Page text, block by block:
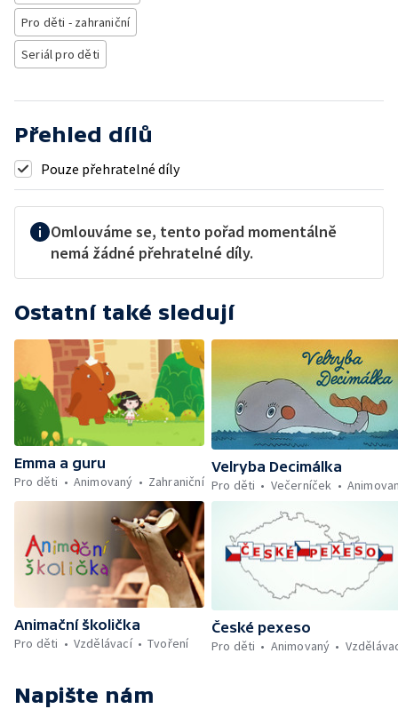
Pro děti - zahraniční
Seriál pro děti
Přehled dílů
Pouze přehratelné díly
Omlouváme se, tento pořad momentálně
nemá žádné přehratelné díly.
Ostatní také sledují
Emma a guru
Pro děti
Animovaný Zahraniční
Velryba Decimálka
Pro děti
Večerníček
Animační školička
Pro děti
Vzdělávací Tvoření
České pexeso
Pro děti
Animovaný
Napište nám